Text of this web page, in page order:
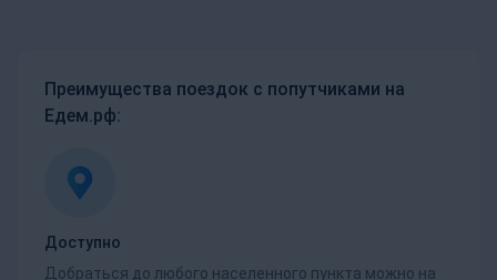
Преимущества поездок с попутчиками на
Едем.рф:
Доступно
Добраться до любого населенного пункта можно на